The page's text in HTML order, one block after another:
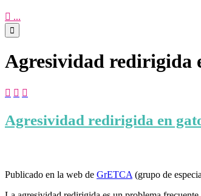
 ...

Agresividad redirigida
  
Agresividad redirigida en
Publicado en la web de GrETCA(grupo de